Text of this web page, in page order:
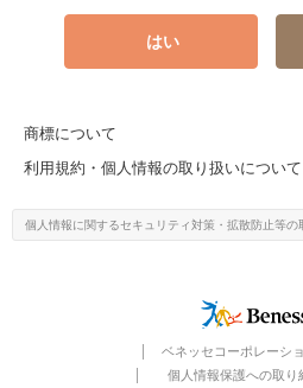
はい
商標について
利用規約・個人情報の取り扱いについて
個人情報に関するセキュリティ対策・ 拡散防止等の
ベネッセコーポレーシ
個人情報保護への取り